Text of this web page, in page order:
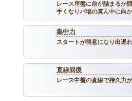
レース序盤に前が詰まるか
手くなりバ場の真ん中に向
集中力
スタートが得意になり出遅
直線回復
レース中盤の直線で持久力